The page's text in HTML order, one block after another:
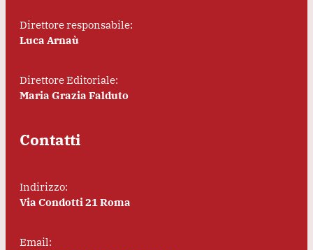
Direttore responsabile:
Luca Arnaù
Direttore Editoriale:
Maria Grazia Falduto
Contatti
Indirizzo:
Via Condotti 21 Roma
Email: